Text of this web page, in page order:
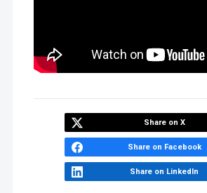
Share on X
Share on Facebook
Share on LinkedIn